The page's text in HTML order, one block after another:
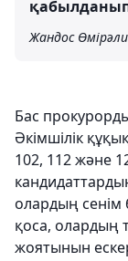
Жандос
Бас
Әкімшілік
102, 112 және
олардың сенім
қоса, олардың
жоятынын